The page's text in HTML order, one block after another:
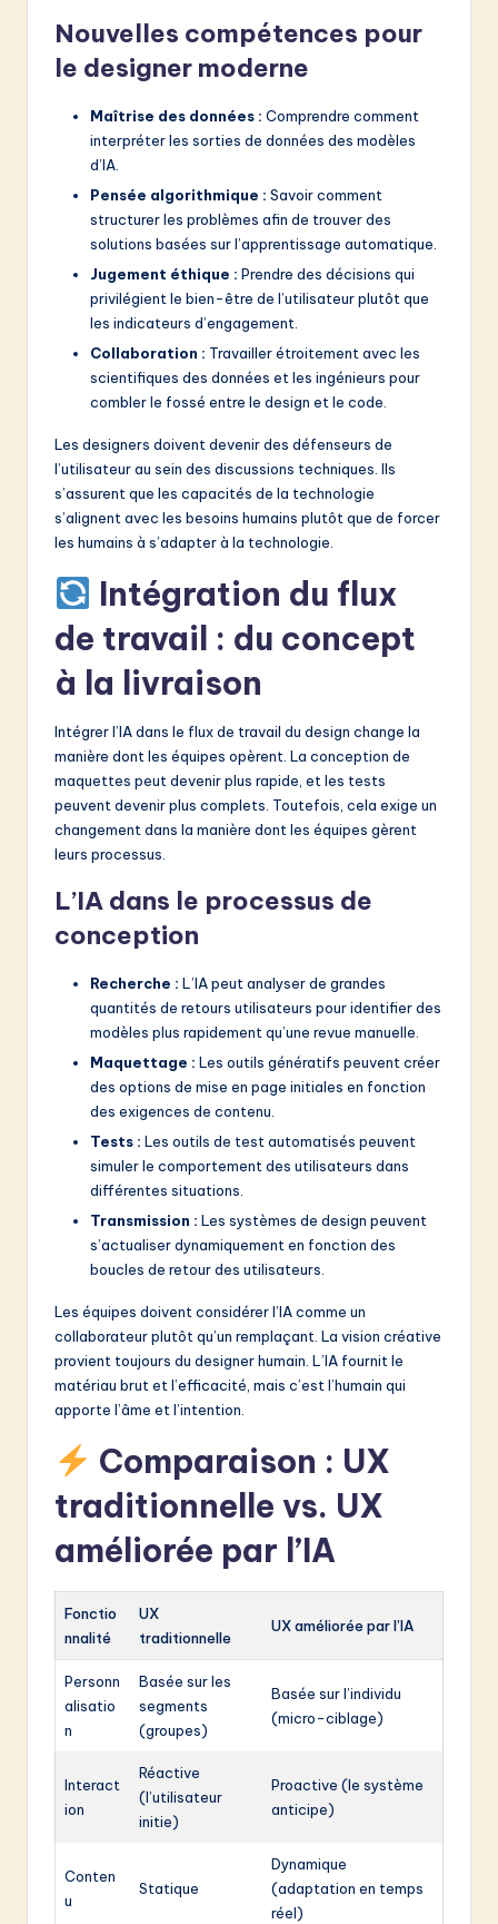
Nouvelles compétences pour
le designer moderne
Maîtrise des données : Comprendre comment
interpréter les sorties de données des modèles
d’IA.
Pensée algorithmique : Savoir comment
structurer les problèmes afin de trouver des
solutions basées sur l’apprentissage automatique.
Jugement éthique : Prendre des décisions qui
privilégient le bien-être de l’utilisateur plutôt que
les indicateurs d’engagement.
Collaboration : Travailler étroitement avec les
scientifiques des données et les ingénieurs pour
combler le fossé entre le design et le code.
Les designers doivent devenir des défenseurs de
l’utilisateur au sein des discussions techniques. Ils
s’assurent que les capacités de la technologie
s’alignent avec les besoins humains plutôt que de forcer
les humains à s’adapter à la technologie.
Intégration du flux
de travail : du concept
à la livraison
Intégrer l’IA dans le flux de travail du design change la
manière dont les équipes opèrent. La conception de
maquettes peut devenir plus rapide, et les tests
peuvent devenir plus complets. Toutefois, cela exige un
changement dans la manière dont les équipes gèrent
leurs processus.
L’IA dans le processus de
conception
Recherche : L’IA peut analyser de grandes
quantités de retours utilisateurs pour identifier des
modèles plus rapidement qu’une revue manuelle.
Maquettage : Les outils génératifs peuvent créer
des options de mise en page initiales en fonction
des exigences de contenu.
Tests : Les outils de test automatisés peuvent
simuler le comportement des utilisateurs dans
différentes situations.
Transmission : Les systèmes de design peuvent
s’actualiser dynamiquement en fonction des
boucles de retour des utilisateurs.
Les équipes doivent considérer l’IA comme un
collaborateur plutôt qu’un remplaçant. La vision créative
provient toujours du designer humain. L’IA fournit le
matériau brut et l’efficacité, mais c’est l’humain qui
apporte l’âme et l’intention.
Comparaison : UX
traditionnelle vs. UX
améliorée par l’IA
Fonctio
nnalité
UX
traditionnelle
UX améliorée par l’IA
Personn
alisatio
n
Basée sur les
segments
(groupes)
Basée sur l’individu
(micro-ciblage)
Interact
ion
Réactive
(l’utilisateur
initie)
Proactive (le système
anticipe)
Conten
u
Statique
Dynamique
(adaptation en temps
réel)